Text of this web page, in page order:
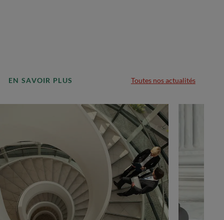
EN SAVOIR PLUS Toutes nos actualités